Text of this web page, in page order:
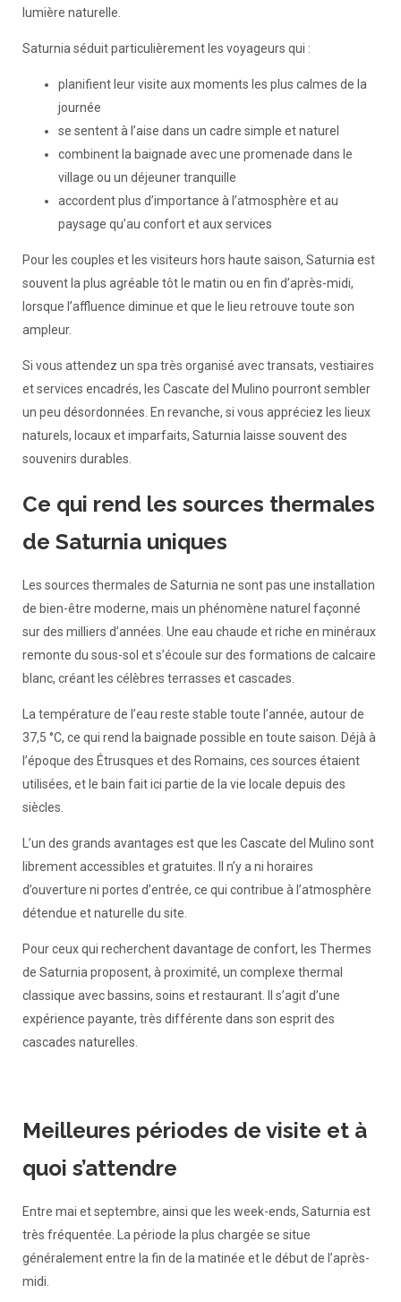
lumière naturelle.
Saturnia séduit particulièrement les voyageurs qui :
planifient leur visite aux moments les plus calmes de la
journée
se sentent à l’aise dans un cadre simple et naturel
combinent la baignade avec une promenade dans le
village ou un déjeuner tranquille
accordent plus d’importance à l’atmosphère et au
paysage qu’au confort et aux services
Pour les couples et les visiteurs hors haute saison, Saturnia est
souvent la plus agréable tôt le matin ou en fin d’après-midi,
lorsque l’affluence diminue et que le lieu retrouve toute son
ampleur.
Si vous attendez un spa très organisé avec transats, vestiaires
et services encadrés, les Cascate del Mulino pourront sembler
un peu désordonnées. En revanche, si vous appréciez les lieux
naturels, locaux et imparfaits, Saturnia laisse souvent des
souvenirs durables.
Ce qui rend les sources thermales
de Saturnia uniques
Les sources thermales de Saturnia ne sont pas une installation
de bien-être moderne, mais un phénomène naturel façonné
sur des milliers d’années. Une eau chaude et riche en minéraux
remonte du sous-sol et s’écoule sur des formations de calcaire
blanc, créant les célèbres terrasses et cascades.
La température de l’eau reste stable toute l’année, autour de
37,5 °C, ce qui rend la baignade possible en toute saison. Déjà à
l’époque des Étrusques et des Romains, ces sources étaient
utilisées, et le bain fait ici partie de la vie locale depuis des
siècles.
L’un des grands avantages est que les Cascate del Mulino sont
librement accessibles et gratuites. Il n’y a ni horaires
d’ouverture ni portes d’entrée, ce qui contribue à l’atmosphère
détendue et naturelle du site.
Pour ceux qui recherchent davantage de confort, les Thermes
de Saturnia proposent, à proximité, un complexe thermal
classique avec bassins, soins et restaurant. Il s’agit d’une
expérience payante, très différente dans son esprit des
cascades naturelles.
Meilleures périodes de visite et à
quoi s’attendre
Entre mai et septembre, ainsi que les week-ends, Saturnia est
très fréquentée. La période la plus chargée se situe
généralement entre la fin de la matinée et le début de l’après-
midi.